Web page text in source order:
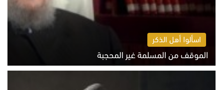
اسألوا أهل الذكر
الموقف من المسلمة غير المحجبة
الخميس 6 أغسطس 2026 10:45 ص